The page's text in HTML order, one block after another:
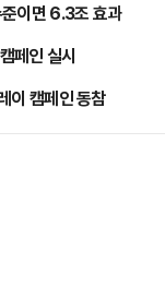
이면 6.3조 효과
페인 실시
이 캠페인 동참